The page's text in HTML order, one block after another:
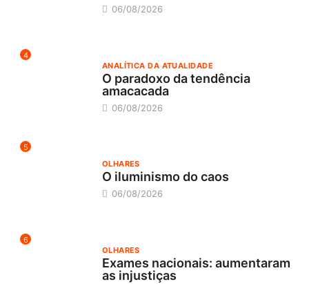
06/08/2026
4
ANALÍTICA DA ATUALIDADE
O paradoxo da tendência
amacacada
06/08/2026
5
OLHARES
O iluminismo do caos
06/08/2026
6
OLHARES
Exames nacionais: aumentaram
as injustiças